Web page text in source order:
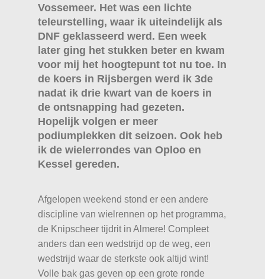
Vossemeer. Het was een lichte
teleurstelling, waar ik uiteindelijk als
DNF geklasseerd werd. Een week
later ging het stukken beter en kwam
voor mij het hoogtepunt tot nu toe. In
de koers in Rijsbergen werd ik 3de
nadat ik drie kwart van de koers in
de ontsnapping had gezeten.
Hopelijk volgen er meer
podiumplekken dit seizoen. Ook heb
ik de wielerrondes van Oploo en
Kessel gereden.
Afgelopen weekend stond er een andere
discipline van wielrennen op het programma,
de Knipscheer tijdrit in Almere! Compleet
anders dan een wedstrijd op de weg, een
wedstrijd waar de sterkste ook altijd wint!
Volle bak gas geven op een grote ronde